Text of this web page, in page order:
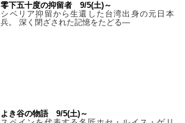
零下五十度の抑留者 9/5(土)～
シベリア抑留から生還した台湾出身の元日本
兵。 深く閉ざされた記憶をたどる—
よき谷の物語 9/5(土)～